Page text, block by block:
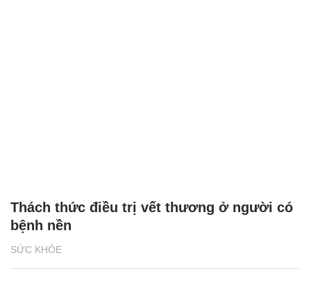
SỨC KHỎE
Thách thức điều trị vết thương ở người có
bệnh nền